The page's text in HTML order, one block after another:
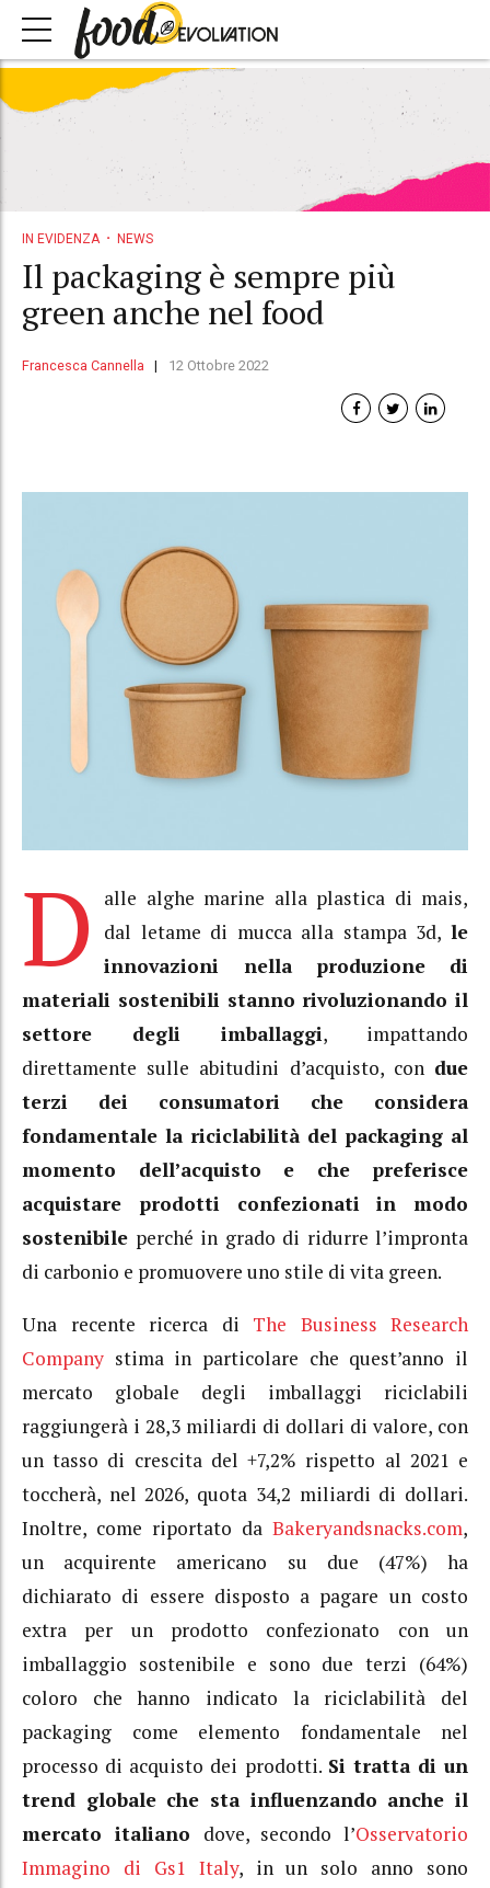
IN EVIDENZA NEWS
Il packaging è sempre più
green anche nel food
Francesca Cannella 12 Ottobre 2022
D
alle alghe marine alla plastica di mais,
dal letame di mucca alla stampa 3d, le
innovazioni nella produzione di
materiali sostenibili stanno rivoluzionando il
settore degli imballaggi, impattando
direttamente sulle abitudini d’acquisto, con due
terzi dei consumatori che considera
fondamentale la riciclabilità del packaging al
momento dell’acquisto e che preferisce
acquistare prodotti confezionati in modo
sostenibile perché in grado di ridurre l’impronta
di carbonio e promuovere uno stile di vita green.
Una recente ricerca di The Business Research
Company stima in particolare che quest’anno il
mercato globale degli imballaggi riciclabili
raggiungerà i 28,3 miliardi di dollari di valore, con
un tasso di crescita del +7,2% rispetto al 2021 e
toccherà, nel 2026, quota 34,2 miliardi di dollari.
Inoltre, come riportato da Bakeryandsnacks.com,
un acquirente americano su due (47%) ha
dichiarato di essere disposto a pagare un costo
extra per un prodotto confezionato con un
imballaggio sostenibile e sono due terzi (64%)
coloro che hanno indicato la riciclabilità del
packaging come elemento fondamentale nel
processo di acquisto dei prodotti. Si tratta di un
trend globale che sta influenzando anche il
mercato italiano dove, secondo l’Osservatorio
Immagino di Gs1 Italy, in un solo anno sono